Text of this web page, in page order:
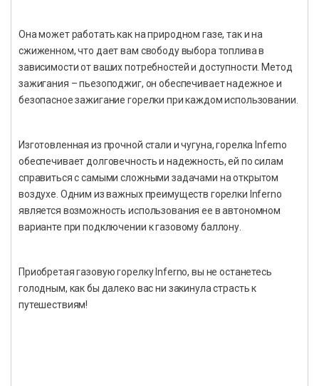
Она может работать как на природном газе, так и на
сжиженном, что дает вам свободу выбора топлива в
зависимости от ваших потребностей и доступности. Метод
зажигания – пьезоподжиг, он обеспечивает надежное и
безопасное зажигание горелки при каждом использовании.
Изготовленная из прочной стали и чугуна, горелка Inferno
обеспечивает долговечность и надежность, ей по силам
справиться с самыми сложными задачами на открытом
воздухе. Одним из важных преимуществ горелки Inferno
является возможность использования ее в автономном
варианте при подключении к газовому баллону.
Приобретая газовую горелку Inferno, вы не останетесь
голодным, как бы далеко вас ни закинула страсть к
путешествиям!